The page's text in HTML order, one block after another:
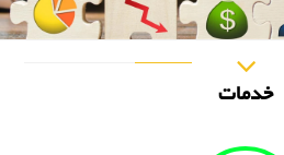
خدمات